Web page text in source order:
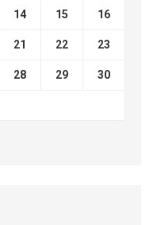
14 15 16
21 22 23
28 29 30